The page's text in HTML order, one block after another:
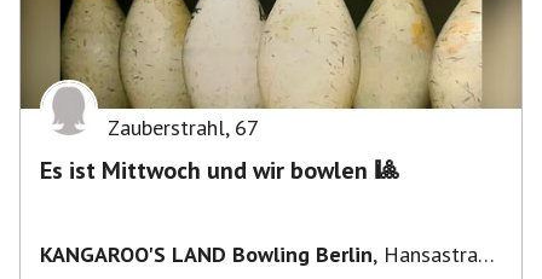
Zauberstrahl, 67
Es ist Mittwoch und wir bowlen 🎱
KANGAROO'S LAND Bowling Berlin, Hansastraße